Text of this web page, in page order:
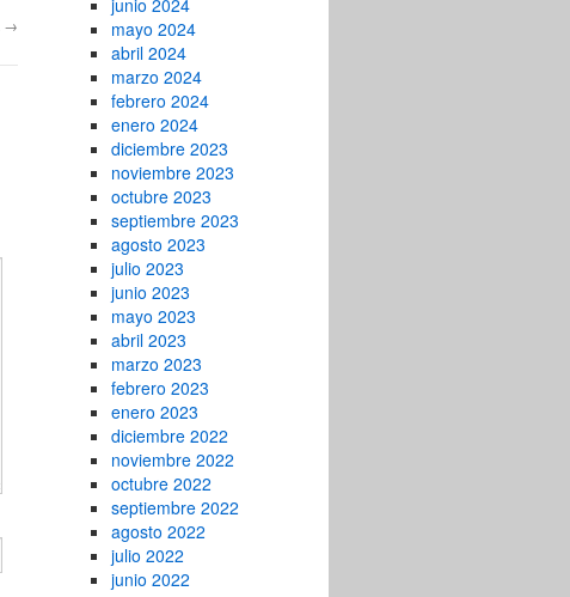
→
junio 2024
mayo 2024
abril 2024
marzo 2024
febrero 2024
enero 2024
diciembre 2023
noviembre 2023
octubre 2023
septiembre 2023
agosto 2023
julio 2023
junio 2023
mayo 2023
abril 2023
marzo 2023
febrero 2023
enero 2023
diciembre 2022
noviembre 2022
octubre 2022
septiembre 2022
agosto 2022
julio 2022
junio 2022